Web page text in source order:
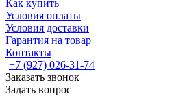
Как купить
Условия оплаты
Условия доставки
Гарантия на товар
Контакты
+7 (927) 026-31-74
Заказать звонок
Задать вопрос